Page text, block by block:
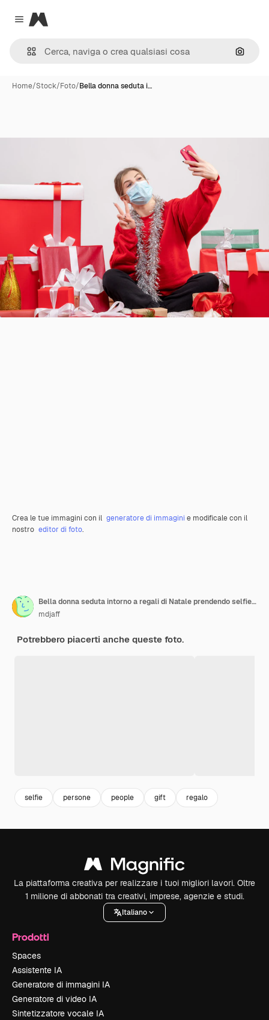
Close menu
Magnific
Cerca
Home/Stock/Foto/Bella donna seduta i…
Crea le tue immagini con il generatore di immagini e modificale con il
nostro editor di foto.
Bella donna seduta intorno a regali di Natale prendendo selfie su bianco
mdjaff
Potrebbero piacerti anche queste foto.
selfie persone people gift regalo
La piattaforma creativa per realizzare i tuoi migliori lavori. Oltre
1 milione di abbonati tra creativi, imprese, agenzie e studi.
Italiano
Prodotti
Spaces
Assistente IA
Generatore di immagini IA
Generatore di video IA
Sintetizzatore vocale IA